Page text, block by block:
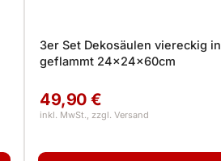
3er Set Dekosäulen viereckig in
geflammt 24x24x60cm
49,90 €